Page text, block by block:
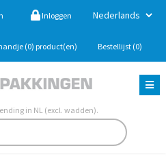
Inloggen
(0) product(en) Bestellijst (0)
in NL (excl. wadden).